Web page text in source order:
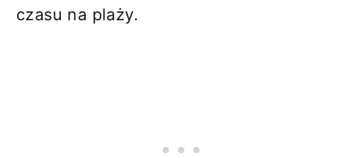
czasu na plaży.